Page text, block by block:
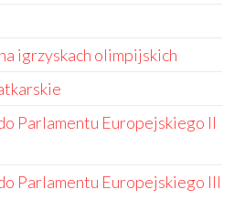
igrzyskach olimpijskich
Parlamentu Europejskiego II
Parlamentu Europejskiego III